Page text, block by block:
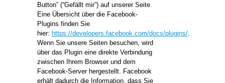
Button” (“Gefällt mir”) auf unserer Seite.
Eine Übersicht über die Facebook-
Plugins finden Sie
hier: https://developers.facebook.com/docs/plugins/.
Wenn Sie unsere Seiten besuchen, wird
über das Plugin eine direkte Verbindung
zwischen Ihrem Browser und dem
Facebook-Server hergestellt. Facebook
erhält dadurch die Information, dass Sie